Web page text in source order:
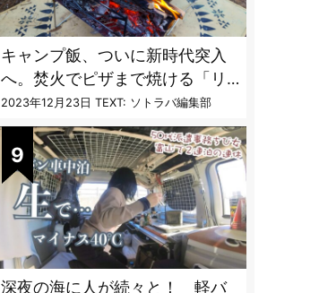
キャンプ飯、ついに新時代突入
へ。焚火でピザまで焼ける「リ
フレクターオーブン」がスゴす
ぎる
2023年12月23日 TEXT: ソトラバ編集部
深夜の海に人が続々と！ 軽バ